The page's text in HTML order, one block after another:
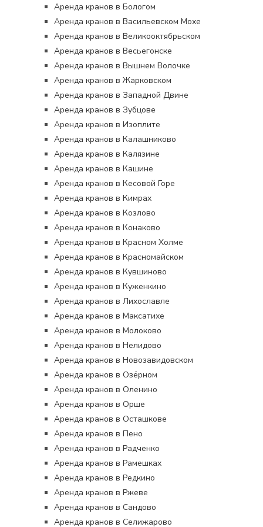
Аренда кранов в Бологом
Аренда кранов в Васильевском Мохе
Аренда кранов в Великооктябрьском
Аренда кранов в Весьегонске
Аренда кранов в Вышнем Волочке
Аренда кранов в Жарковском
Аренда кранов в Западной Двине
Аренда кранов в Зубцове
Аренда кранов в Изоплите
Аренда кранов в Калашниково
Аренда кранов в Калязине
Аренда кранов в Кашине
Аренда кранов в Кесовой Горе
Аренда кранов в Кимрах
Аренда кранов в Козлово
Аренда кранов в Конаково
Аренда кранов в Красном Холме
Аренда кранов в Красномайском
Аренда кранов в Кувшиново
Аренда кранов в Куженкино
Аренда кранов в Лихославле
Аренда кранов в Максатихе
Аренда кранов в Молоково
Аренда кранов в Нелидово
Аренда кранов в Новозавидовском
Аренда кранов в Озёрном
Аренда кранов в Оленино
Аренда кранов в Орше
Аренда кранов в Осташкове
Аренда кранов в Пено
Аренда кранов в Радченко
Аренда кранов в Рамешках
Аренда кранов в Редкино
Аренда кранов в Ржеве
Аренда кранов в Сандово
Аренда кранов в Селижарово